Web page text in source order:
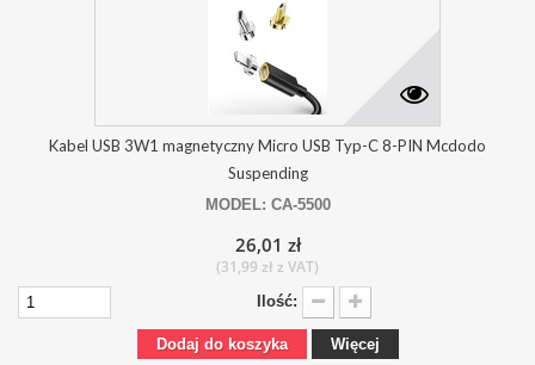
Kabel USB 3W1 magnetyczny Micro USB Typ-C 8-PIN Mcdodo
Suspending
MODEL: CA-5500
26,01 zł
(31,99 zł z VAT)
Ilość:
Dodaj do koszyka Więcej